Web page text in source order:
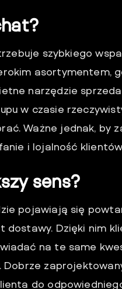
szybkiego
asortymentem,
narzędzie
w czasie
Ważne jednak, by
i lojalność
sens?
pojawiają się
Dzięki nim
na te same
Dobrze
do